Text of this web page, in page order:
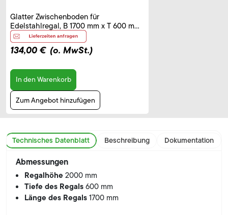
Glatter Zwischenboden für
Edelstahlregal, B 1700 mm x T 600 mm
x H 40 mm
134,00 € (o. MwSt.)
In den Warenkorb
Zum Angebot hinzufügen
Technisches Datenblatt Beschreibung Dokumentation
Abmessungen
Regalhöhe2000 mm
Tiefe des Regals600 mm
Länge des Regals1700 mm